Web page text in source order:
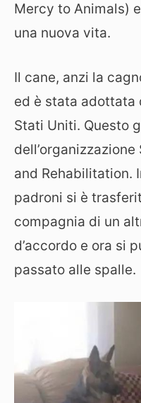
Mercy to Animals)
una nuova vita.
Il cane, anzi la
ed è stata adottata
Stati Uniti. Questo
and Rehabilitation.
padroni si è
compagnia di un
d’accordo e ora si
passato alle spalle.